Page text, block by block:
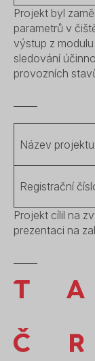
Projekt byl
parametrů v
výstup z
sledování
provozních
Název projektu
Registrační
Projekt cílil na
prezentaci na